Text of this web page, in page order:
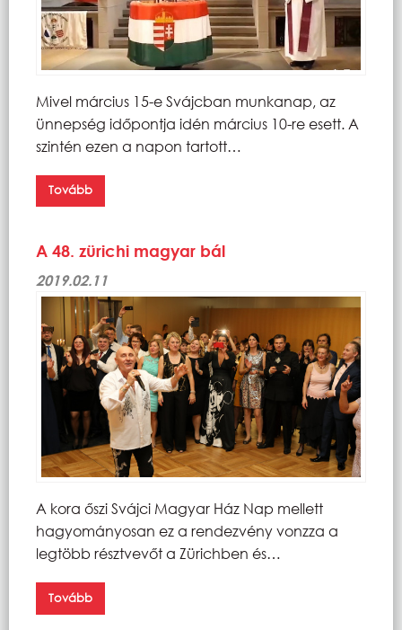
Mivel március 15-e Svájcban munkanap, az
ünnepség időpontja idén március 10-re esett. A
szintén ezen a napon tartott…
Tovább
A 48. zürichi magyar bál
2019.02.11
A kora őszi Svájci Magyar Ház Nap mellett
hagyományosan ez a rendezvény vonzza a
legtöbb résztvevőt a Zürichben és…
Tovább